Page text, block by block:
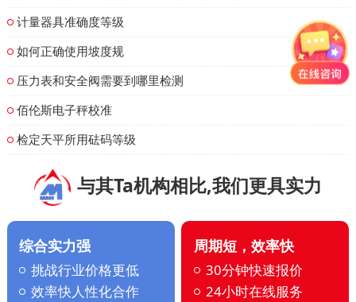
计量器具准确度等级
如何正确使用坡度规
压力表和安全阀需要到哪里检测
佰伦斯电子秤校准
检定天平所用砝码等级
与其Ta机构相比,我们更具实力
综合实力强
挑战行业价格更低
效率快人性化合作
周期短，效率快
30分钟快速报价
24小时在线服务